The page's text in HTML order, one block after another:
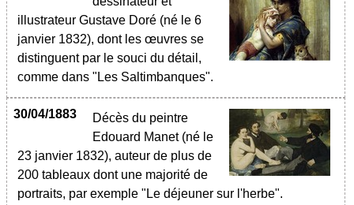
illustrateur Gustave Doré (né le 6
janvier 1832), dont les œuvres se
distinguent par le souci du détail,
comme dans "Les Saltimbanques".
30/04/1883
Décès du peintre
Edouard Manet (né le
23 janvier 1832), auteur de plus de
200 tableaux dont une majorité de
portraits, par exemple "Le déjeuner sur l'herbe".